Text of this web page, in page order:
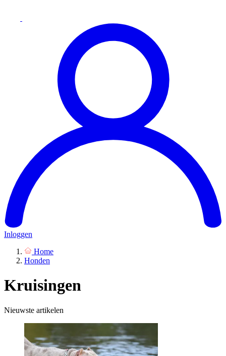
Inloggen
Home
Honden
Kruisingen
Nieuwste artikelen